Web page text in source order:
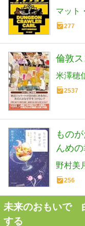
れたん
マット
277
倫敦
米澤穂
2537
もの
んめ
野村美
256
未来のおもいで
する